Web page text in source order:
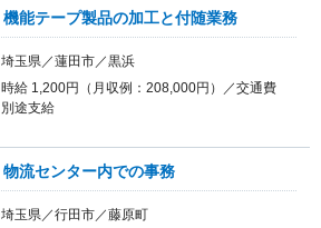
機能テープ製品の加工と付随業務
埼玉県／蓮田市／黒浜
時給 1,200円（月収例：208,000円）／交通費
別途支給
物流センター内での事務
埼玉県／行田市／藤原町